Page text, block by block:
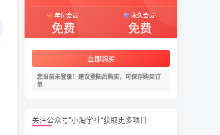
年付会员
免费
永久会员
免费
立即购买
您当前未登录！建议登陆后购买，可保存购买订
单
关注公众号”小淘学社“获取更多项目